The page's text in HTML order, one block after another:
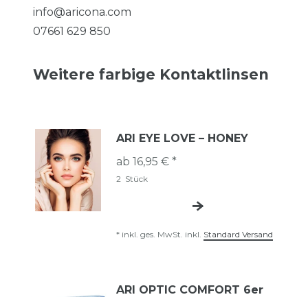
info@aricona.com
07661 629 850
Weitere farbige Kontaktlinsen
ARI EYE LOVE – HONEY
ab 16,95 € *
2 Stück
* inkl. ges. MwSt. inkl. Standard Versand
ARI OPTIC COMFORT 6er